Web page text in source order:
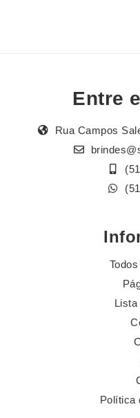
Entre
Rua Campos
Lista
Política